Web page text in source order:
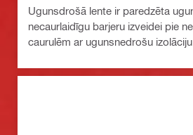
Ugunsdrošā lente ir paredzēta
necaurlaidīgu barjeru izveidei pie
caurulēm ar ugunsnedrošu izolāciju